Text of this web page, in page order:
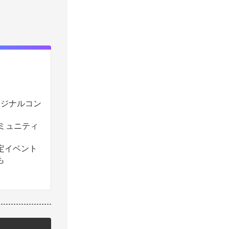
ナルコン
ュニティ
イベント